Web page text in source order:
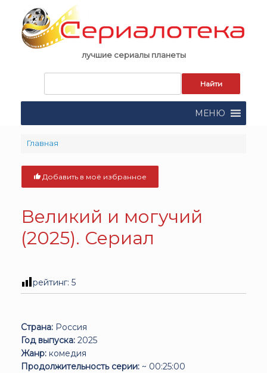
content
лучшие сериалы планеты
поиска:
МЕНЮ
Главная
Добавить в моё избранное
Великий и могучий
(2025). Сериал
рейтинг: 5
Страна: Россия
Год выпуска: 2025
Жанр: комедия
Продолжительность серии: ~ 00:25:00